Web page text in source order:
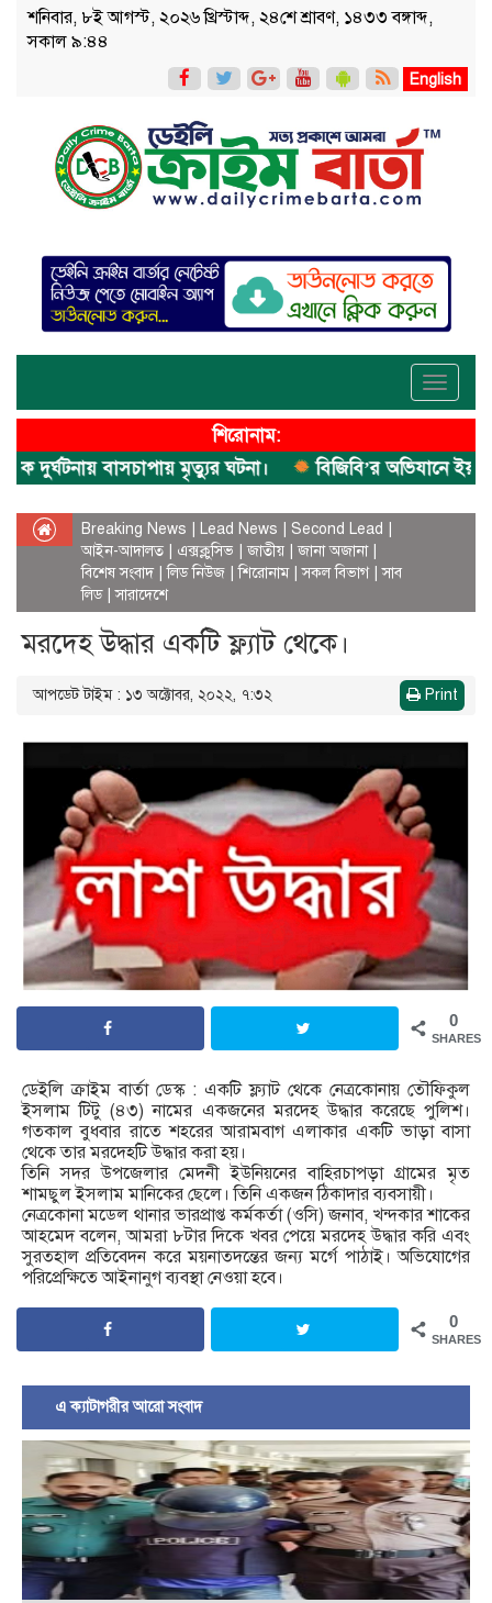
শনিবার, ৮ই আগস্ট, ২০২৬ খ্রিস্টাব্দ, ২৪শে শ্রাবণ, ১৪৩৩ বঙ্গাব্দ,
সকাল ৯:৪৪
English
Toggle
শিরোনাম:
বাসচাপায় মৃত্যুর ঘটনা।
বিজিবি’র অভিযানে ইয়াবা
Breaking News Lead News Second Lead
আইন-আদালত
এক্সক্লুসিভ |জাতীয় |জানা অজানা|
বিশেষ সংবাদ|লিড নিউজ |শিরোনাম|সকল বিভাগ|সাব
লিড|সারাদেশে
মরদেহ উদ্ধার একটি ফ্ল্যাট থেকে।
আপডেট টাইম : ১৩ অক্টোবর, ২০২২, ৭:৩২ Print
0
SHARES
ডেইলি ক্রাইম বার্তা ডেস্ক : একটি ফ্ল্যাট থেকে নেত্রকোনায় তৌফিকুল
ইসলাম টিটু (৪৩) নামের একজনের মরদেহ উদ্ধার করেছে পুলিশ।
গতকাল বুধবার রাতে শহরের আরামবাগ এলাকার একটি ভাড়া বাসা
থেকে তার মরদেহটি উদ্ধার করা হয়।
তিনি সদর উপজেলার মেদনী ইউনিয়নের বাহিরচাপড়া গ্রামের মৃত
শামছুল ইসলাম মানিকের ছেলে। তিনি একজন ঠিকাদার ব্যবসায়ী।
নেত্রকোনা মডেল থানার ভারপ্রাপ্ত কর্মকর্তা (ওসি) জনাব, খন্দকার শাকের
আহমেদ বলেন, আমরা ৮টার দিকে খবর পেয়ে মরদেহ উদ্ধার করি এবং
সুরতহাল প্রতিবেদন করে ময়নাতদন্তের জন্য মর্গে পাঠাই। অভিযোগের
পরিপ্রেক্ষিতে আইনানুগ ব্যবস্থা নেওয়া হবে।
0
SHARES
এ ক্যাটাগরীর আরো সংবাদ